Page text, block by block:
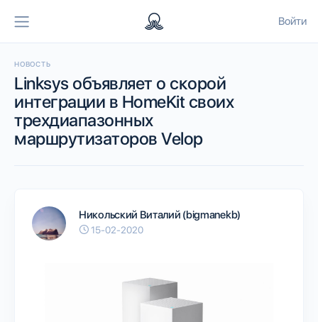
Войти
НОВОСТЬ
Linksys объявляет о скорой
интеграции в HomeKit своих
трехдиапазонных
маршрутизаторов Velop
Никольский Виталий (bigmanekb)
15-02-2020